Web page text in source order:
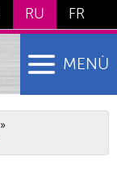
RU FR
MENÙ
»